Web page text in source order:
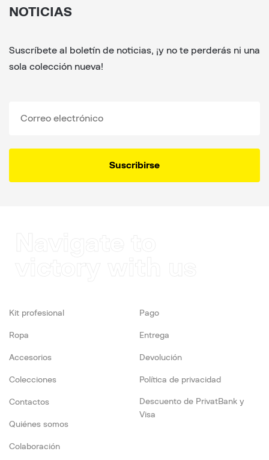
NOTICIAS
Suscríbete al boletín de noticias, ¡y no te perderás ni una
sola colección nueva!
Suscribirse
Kit profesional
Ropa
Accesorios
Colecciones
Contactos
Quiénes somos
Colaboración
Pago
Entrega
Devolución
Política de privacidad
Descuento de PrivatBank y
Visa